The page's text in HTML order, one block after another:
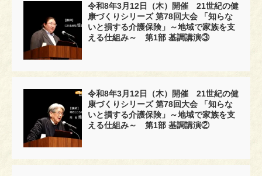
令和8年3月12日（木）開催 21世紀の健
康づくりシリーズ 第78回大会 「知らな
いと損する介護保険」～地域で家族を支
える仕組み～ 第1部 基調講演③
令和8年3月12日（木）開催 21世紀の健
康づくりシリーズ 第78回大会 「知らな
いと損する介護保険」～地域で家族を支
える仕組み～ 第1部 基調講演②